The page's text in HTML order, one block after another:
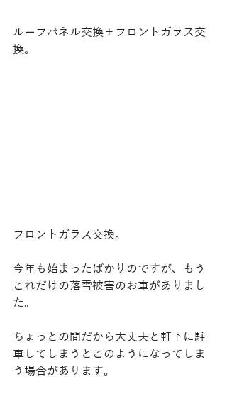
ルーフパネル交換＋フロントガラス交
換。
フロントガラス交換。
今年も始まったばかりのですが、もう
これだけの落雪被害のお車がありまし
た。
ちょっとの間だから大丈夫と軒下に駐
車してしまうとこのようになってしま
う場合があります。